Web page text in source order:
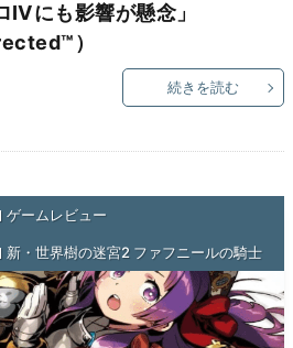
Ⅳにも影響が懸念」
）
続きを読む
ゲームレビュー
新・世界樹の迷宮2 ファフニールの騎士